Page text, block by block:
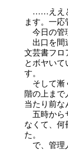
……ええと
ます。一
今日の管
出口を間
文芸書フロ
とボヤいて
す。
そして漸
階の上ま
当たり前な
五時から
なくて、何
た。
で、管理